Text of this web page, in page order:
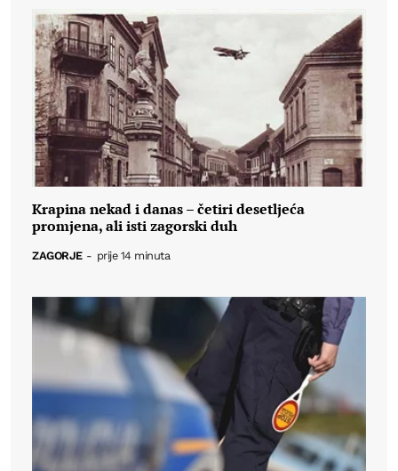
Krapina nekad i danas – četiri desetljeća
promjena, ali isti zagorski duh
ZAGORJE - prije 14 minuta